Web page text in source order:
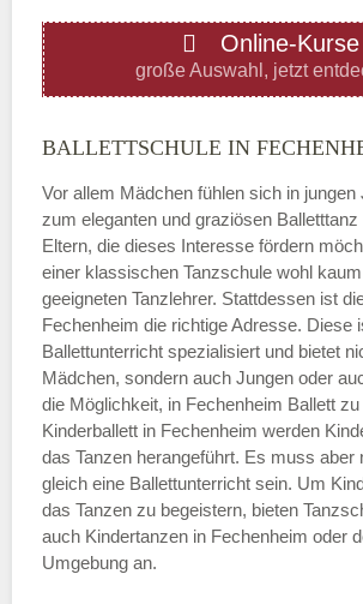
Donnerstag
—
ÖFFNUNGSZEITEN
Freitag
—
ÖFFNUNGSZEITEN
Samstag
Online-Kurse
große Auswahl, jetzt
BALLETTSCHULE IN
Vor allem Mädchen fühlen sich in jungen
zum eleganten und graziösen Balletttanz
Eltern, die dieses Interesse fördern
einer klassischen Tanzschule wohl
geeigneten Tanzlehrer. Stattdessen ist
Fechenheim die richtige Adresse. Diese
Ballettunterricht spezialisiert und bietet
Mädchen, sondern auch Jungen oder
die Möglichkeit, in Fechenheim Ballett
Kinderballett in Fechenheim werden
das Tanzen herangeführt. Es muss aber
gleich eine Ballettunterricht sein. Um
das Tanzen zu begeistern, bieten
auch Kindertanzen in Fechenheim oder
Umgebung an.